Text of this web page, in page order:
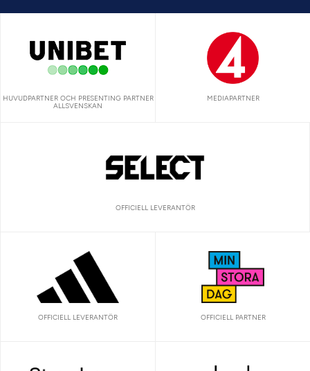
HUVUDPARTNER OCH PRESENTING PARTNER
ALLSVENSKAN
MEDIAPARTNER
OFFICIELL LEVERANTÖR
OFFICIELL LEVERANTÖR OFFICIELL PARTNER